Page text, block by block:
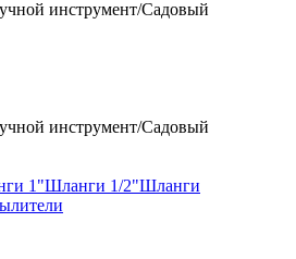
инструмент/Садовый
инструмент/Садовый
1"Шланги 1/2"Шланги